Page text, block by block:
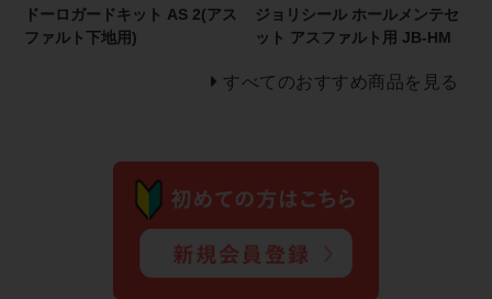
ドーロガードキット AS 2(アス
ファルト下地用)
ジョリシール ホールメンテセ
ット アスファルト用 JB-HM
すべてのおすすめ商品を見る